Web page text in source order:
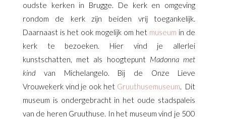
oudste kerken in Brugge. De kerk en omgeving
rondom de kerk zijn beiden vrij toegankelijk.
Daarnaast is het ook mogelijk om het museum in de
kerk te bezoeken. Hier vind je allerlei
kunstschatten, met als hoogtepunt Madonna met
kindvan Michelangelo. Bij de Onze Lieve
Vrouwekerk vind je ook het Gruuthusemuseum. Dit
museum is ondergebracht in het oude stadspaleis
van de heren Gruuthuse. In het museum vind je 500